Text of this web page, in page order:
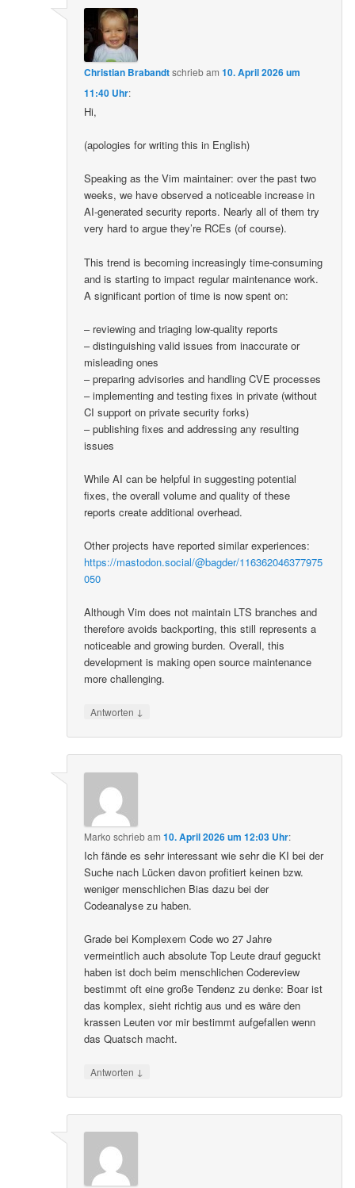
Christian Brabandtschriebam10. April 2026 um
11:40 Uhr:
Hi,
(apologies for writing this in English)
Speaking as the Vim maintainer: over the past two
weeks, we have observed a noticeable increase in
AI-generated security reports. Nearly all of them try
very hard to argue they’re RCEs (of course).
This trend is becoming increasingly time-consuming
and is starting to impact regular maintenance work.
A significant portion of time is now spent on:
– reviewing and triaging low-quality reports
– distinguishing valid issues from inaccurate or
misleading ones
– preparing advisories and handling CVE processes
– implementing and testing fixes in private (without
CI support on private security forks)
– publishing fixes and addressing any resulting
issues
While AI can be helpful in suggesting potential
fixes, the overall volume and quality of these
reports create additional overhead.
Other projects have reported similar experiences:
https://mastodon.social/@bagder/116362046377975
050
Although Vim does not maintain LTS branches and
therefore avoids backporting, this still represents a
noticeable and growing burden. Overall, this
development is making open source maintenance
more challenging.
Antworten ↓
Marko schriebam10. April 2026 um 12:03 Uhr:
Ich fände es sehr interessant wie sehr die KI bei der
Suche nach Lücken davon profitiert keinen bzw.
weniger menschlichen Bias dazu bei der
Codeanalyse zu haben.
Grade bei Komplexem Code wo 27 Jahre
vermeintlich auch absolute Top Leute drauf geguckt
haben ist doch beim menschlichen Codereview
bestimmt oft eine große Tendenz zu denke: Boar ist
das komplex, sieht richtig aus und es wäre den
krassen Leuten vor mir bestimmt aufgefallen wenn
das Quatsch macht.
Antworten ↓